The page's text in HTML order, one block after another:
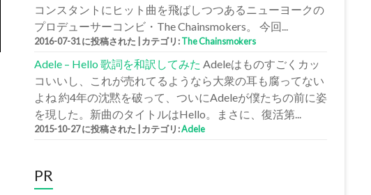
コンスタントにヒット曲を飛ばしつつあるニューヨークの
プロデューサーコンビ・The Chainsmokers。 今回...
2016-07-31 に投稿された カテゴリ:The Chainsmokers
Adele – Hello 歌詞を和訳してみた Adeleはものすごくカッ
コいいし、これが売れてるようなら大衆の耳も腐ってない
よね 約4年の沈黙を破って、ついにAdeleが僕たちの前に姿
を現した。新曲のタイトルはHello。まさに、復活第...
2015-10-27 に投稿された カテゴリ:Adele
PR